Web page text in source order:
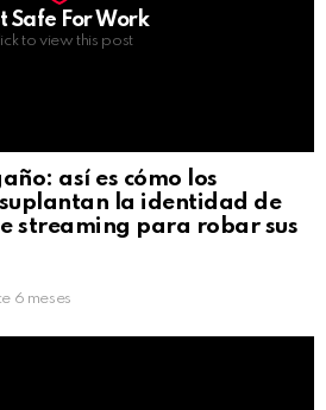
Safe For Work
to view this post
así es cómo los
la identidad de
streaming para robar sus
6 meses